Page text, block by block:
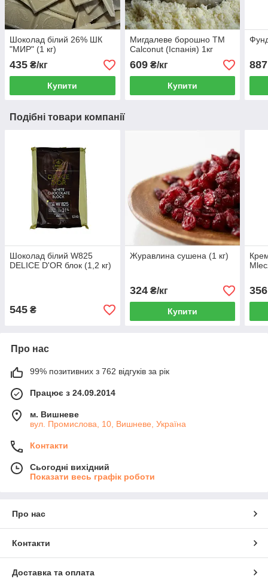
Шоколад білий 26% ШК
"МИР" (1 кг)
435 ₴/кг
Купити
Мигдалеве борошно TM
Calconut (Іспанія) 1кг
609₴/кг
Купити
887
Подібні товари компанії
Шоколад білий W825
DELICE D'OR блок (1,2 кг)
545 ₴
Журавлина сушена (1 кг)
324₴/кг
Купити
356
Про нас
99% позитивних з 762 відгуків за рік
Працює з 24.09.2014
м. Вишневе
вул. Промислова, 10, Вишневе, Україна
Контакти
Сьогодні вихідний
Показати весь графік роботи
Про нас
Контакти
Доставка та оплата